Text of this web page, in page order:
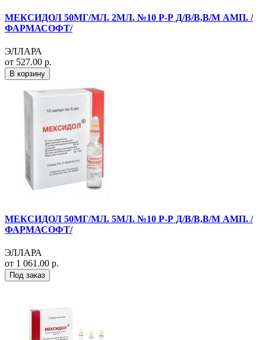
МЕКСИДОЛ 50МГ/МЛ. 2МЛ. №10 Р-Р Д/В/В,В/М АМП. /
ФАРМАСОФТ/
ЭЛЛАРА
от 527.00 р.
В корзину
МЕКСИДОЛ 50МГ/МЛ. 5МЛ. №10 Р-Р Д/В/В,В/М АМП. /
ФАРМАСОФТ/
ЭЛЛАРА
от 1 061.00 р.
Под заказ